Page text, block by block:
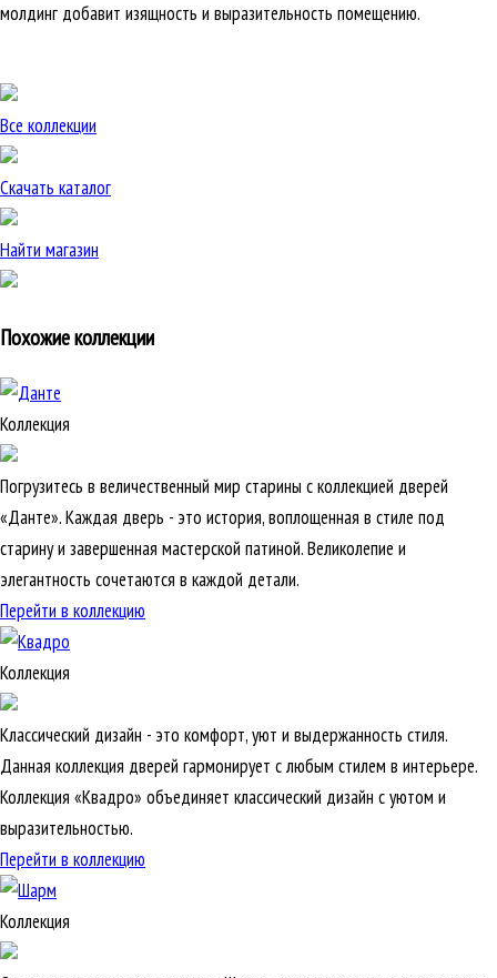
молдинг добавит изящность и выразительность помещению.
Все коллекции
Скачать каталог
Найти магазин
Похожие коллекции
Коллекция
Погрузитесь в величественный мир старины с коллекцией дверей
«Данте». Каждая дверь - это история, воплощенная в стиле под
старину и завершенная мастерской патиной. Великолепие и
элегантность сочетаются в каждой детали.
Перейти в коллекцию
Коллекция
Классический дизайн - это комфорт, уют и выдержанность стиля.
Данная коллекция дверей гармонирует с любым стилем в интерьере.
Коллекция «Квадро» объединяет классический дизайн с уютом и
выразительностью.
Перейти в коллекцию
Коллекция